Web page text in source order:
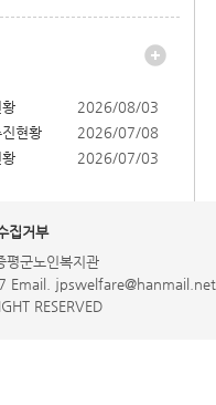
2026/08/03
현황
2026/07/08
2026/07/03
집거부
군노인복지관
jpswelfare@hanmail.net
RESERVED